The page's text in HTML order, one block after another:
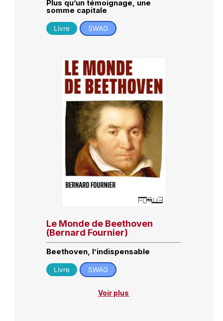
Plus qu’un témoignage, une
somme capitale
Livre SWAG
Le Monde de Beethoven
(Bernard Fournier)
Beethoven, l’indispensable
Livre SWAG
Voir plus